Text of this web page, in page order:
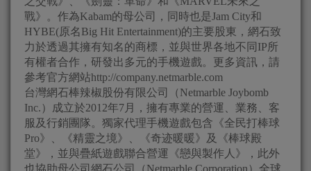
戰》。作為Kabam的母公司，同時也是Jam City和
HYBE(原名Big Hit Entertainment)的主要股東，網石致
力於透過其擁有知名的商標，並與世界各地不同IP所
有權者合作，研發出多元的手機遊戲。更多資訊，請
參考官方網站http://company.netmarble.com
台灣網石棒辣椒股份有限公司（Netmarble Joybomb
Inc.）成立於2012年7月，擁有專業的營運、業務、客
服及行銷團隊。獨家代理手機遊戲包含《全民打棒球
Pro》、《精靈之境》、《奇迹暖暖》及《棒球殿
堂》，並與疊紙遊戲聯合營運《戀與製作人》，此外
也協助母公司網石公司（Netmarble Corporation）全球